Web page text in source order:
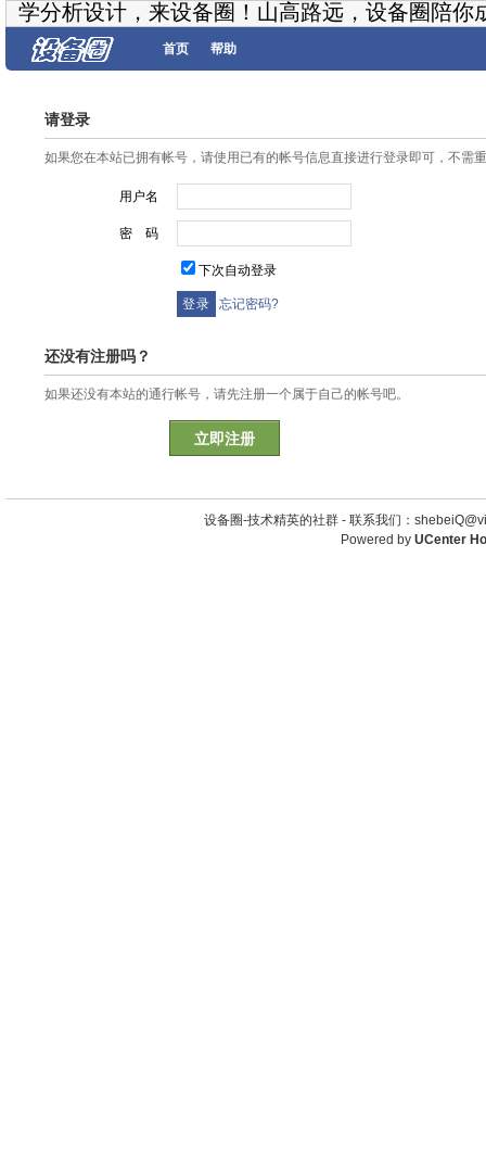
学分析设计，来设备圈！山高路远，设备圈陪你
首页 帮助
请登录
如果您在本站已拥有帐号，请使用已有的帐号信息直接进行登录即可，不需
用户名
密 码
下次自动登录
忘记密码?
还没有注册吗？
如果还没有本站的通行帐号，请先注册一个属于自己的帐号吧。
立即注册
设备圈-技术精英的社群 - 联系我们：
Powered by UCenter